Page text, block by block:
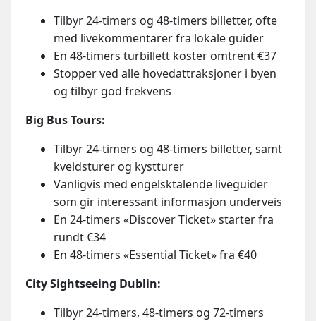
Tilbyr 24-timers og 48-timers billetter, ofte
med livekommentarer fra lokale guider
En 48-timers turbillett koster omtrent €37
Stopper ved alle hovedattraksjoner i byen
og tilbyr god frekvens
Big Bus Tours:
Tilbyr 24-timers og 48-timers billetter, samt
kveldsturer og kystturer
Vanligvis med engelsktalende liveguider
som gir interessant informasjon underveis
En 24-timers «Discover Ticket» starter fra
rundt €34
En 48-timers «Essential Ticket» fra €40
City Sightseeing Dublin:
Tilbyr 24-timers, 48-timers og 72-timers